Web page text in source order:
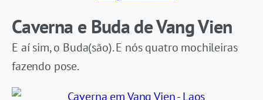
Caverna e Buda de Vang Vien
E aí sim, o Buda(são). E nós quatro mochileiras
fazendo pose.